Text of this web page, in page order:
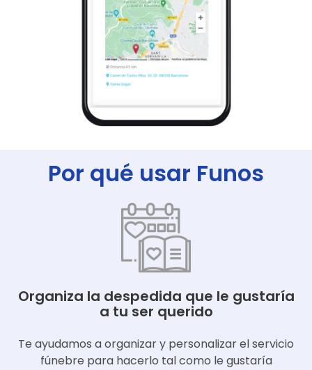
Por qué usar Funos
Organiza la despedida que le gustaría
a tu ser querido
Te ayudamos a organizar y personalizar el servicio
fúnebre para hacerlo tal como le gustaría